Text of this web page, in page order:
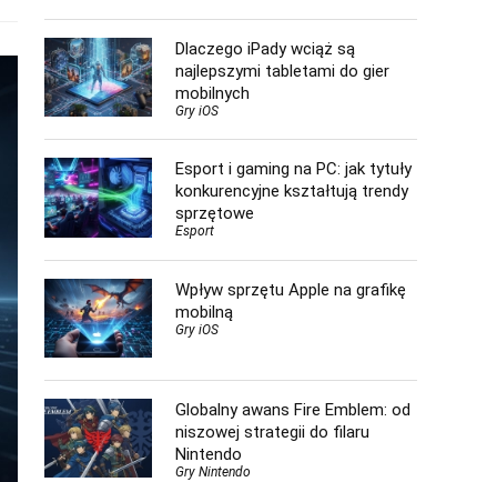
Dlaczego iPady wciąż są
najlepszymi tabletami do gier
mobilnych
Gry iOS
Esport i gaming na PC: jak tytuły
konkurencyjne kształtują trendy
sprzętowe
Esport
Wpływ sprzętu Apple na grafikę
mobilną
Gry iOS
Globalny awans Fire Emblem: od
niszowej strategii do filaru
Nintendo
Gry Nintendo